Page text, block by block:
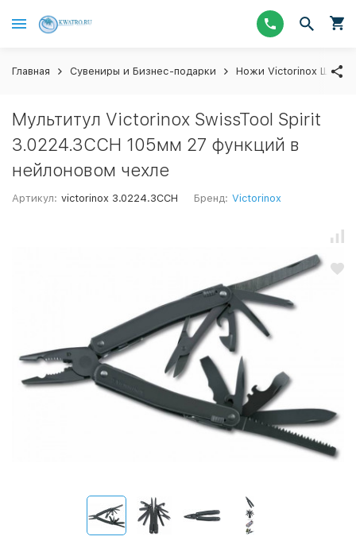
Главная Сувениры и Бизнес-подарки Ножи Victorinox
Мультитул Victorinox SwissTool Spirit
3.0224.3CCH 105мм 27 функций в
нейлоновом чехле
Артикул: victorinox 3.0224.3CCH Бренд: Victorinox